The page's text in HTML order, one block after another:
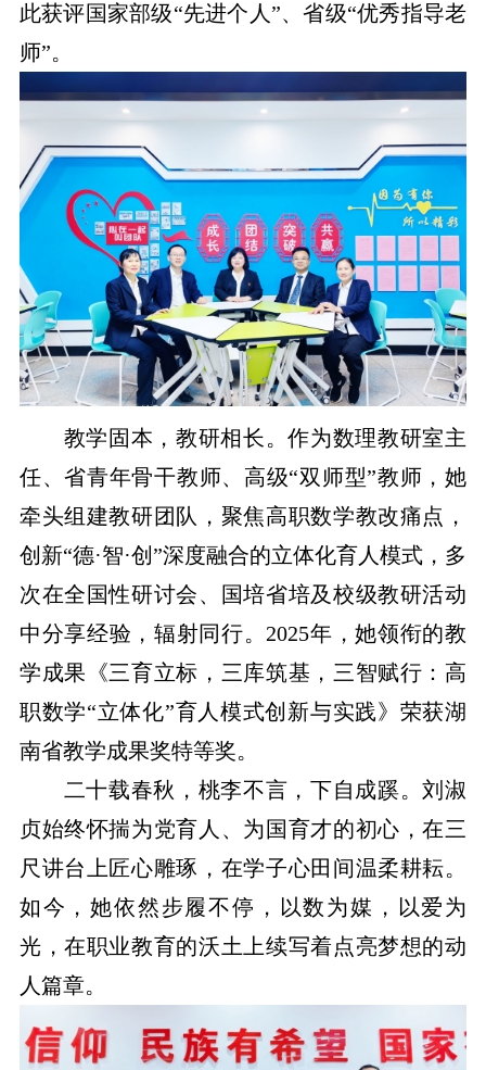
此获评国家部级“先进个人”、省级“优秀指导老
师”。
教学固本，教研相长。作为数理教研室主
任、省青年骨干教师、高级“双师型”教师，她
牵头组建教研团队，聚焦高职数学教改痛点，
创新“德·智·创”深度融合的立体化育人模式，多
次在全国性研讨会、国培省培及校级教研活动
中分享经验，辐射同行。2025年，她领衔的教
学成果《三育立标，三库筑基，三智赋行：高
职数学“立体化”育人模式创新与实践》荣获湖
南省教学成果奖特等奖。
二十载春秋，桃李不言，下自成蹊。刘淑
贞始终怀揣为党育人、为国育才的初心，在三
尺讲台上匠心雕琢，在学子心田间温柔耕耘。
如今，她依然步履不停，以数为媒，以爱为
光，在职业教育的沃土上续写着点亮梦想的动
人篇章。